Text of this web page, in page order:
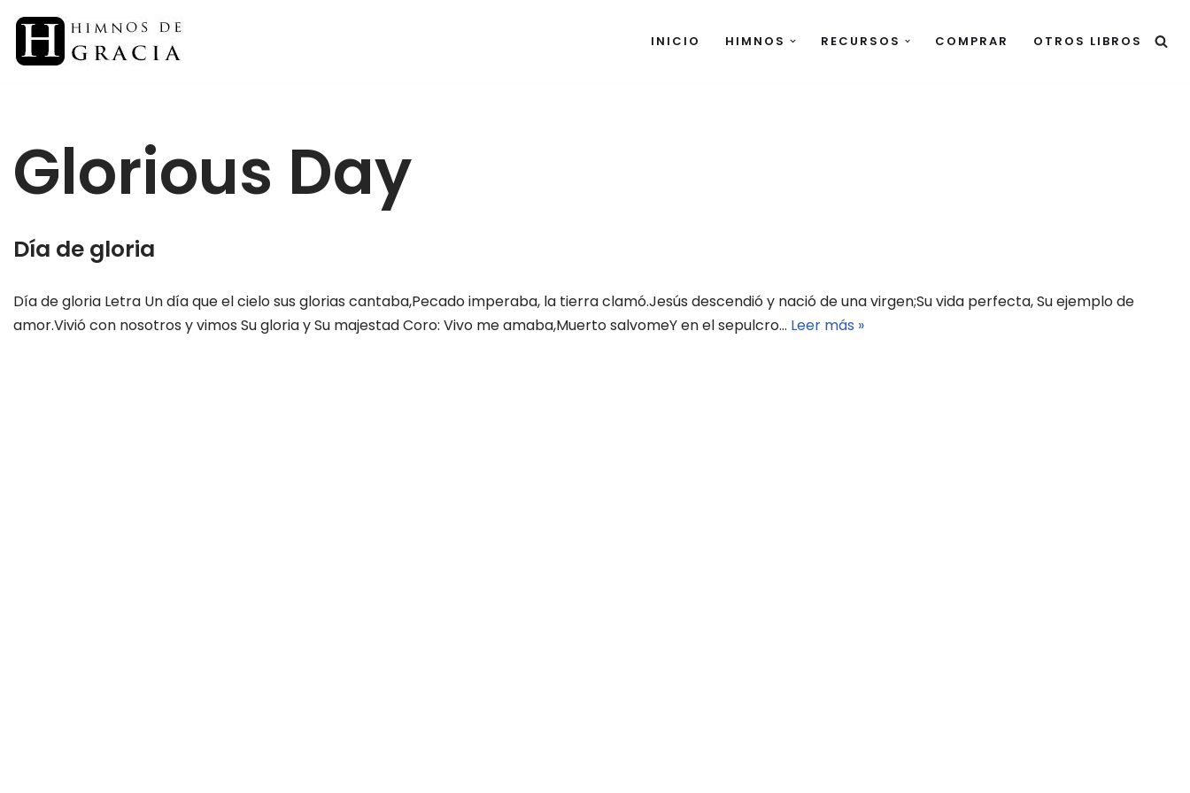
Saltar
INICIO HIMNOS RECURSOS COMPRAR OTROS LIBROS
Glorious Day
Día de gloria
Día de gloria Letra Un día que el cielo sus glorias cantaba,Pecado imperaba, la tierra clamó.Jesús descendió y nació de una virgen;Su vida perfecta, Su ejemplo de
amor.Vivió con nosotros y vimos Su gloria y Su majestad Coro: Vivo me amaba,Muerto salvomeY en el sepulcro… Leer más »